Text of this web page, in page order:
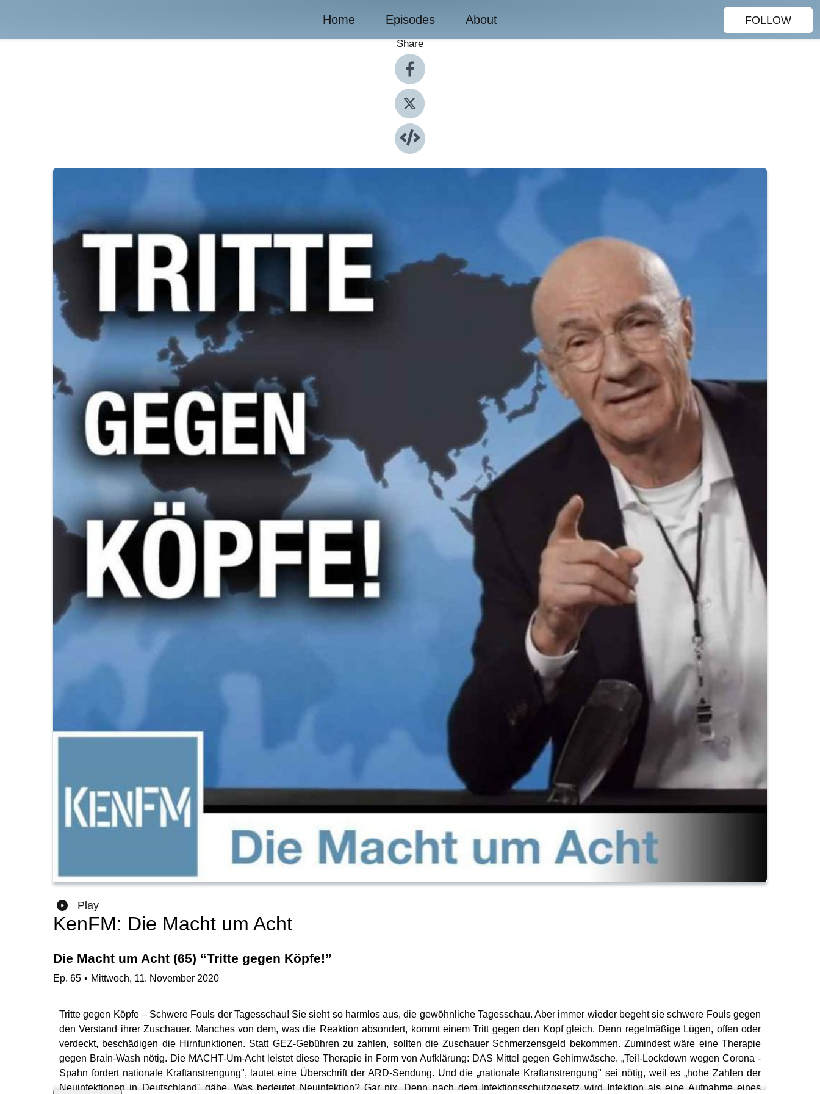
Home Episodes About FOLLOW
Share
Play
KenFM: Die Macht um Acht
Die Macht um Acht (65) “Tritte gegen Köpfe!”
Ep. 65 • Mittwoch, 11. November 2020
Tritte gegen Köpfe – Schwere Fouls der Tagesschau! Sie sieht so harmlos aus, die gewöhnliche Tagesschau. Aber immer wieder begeht sie schwere Fouls gegen
den Verstand ihrer Zuschauer. Manches von dem, was die Reaktion absondert, kommt einem Tritt gegen den Kopf gleich. Denn regelmäßige Lügen, offen oder
verdeckt, beschädigen die Hirnfunktionen. Statt GEZ-Gebühren zu zahlen, sollten die Zuschauer Schmerzensgeld bekommen. Zumindest wäre eine Therapie
gegen Brain-Wash nötig. Die MACHT-Um-Acht leistet diese Therapie in Form von Aufklärung: DAS Mittel gegen Gehirnwäsche. „Teil-Lockdown wegen Corona -
Spahn fordert nationale Kraftanstrengung", lautet eine Überschrift der ARD-Sendung. Und die „nationale Kraftanstrengung" sei nötig, weil es „hohe Zahlen der
Neuinfektionen in Deutschland" gäbe. Was bedeutet Neuinfektion? Gar nix. Denn nach dem Infektionsschutzgesetz wird Infektion als eine Aufnahme eines